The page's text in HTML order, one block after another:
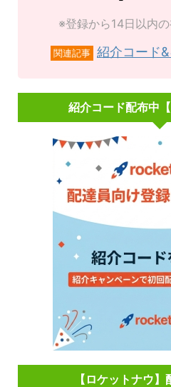
※登録から14日以内
関連記事 紹介コード
紹介コード配布中
【ロケットナウ